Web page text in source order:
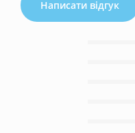
Написати відгук